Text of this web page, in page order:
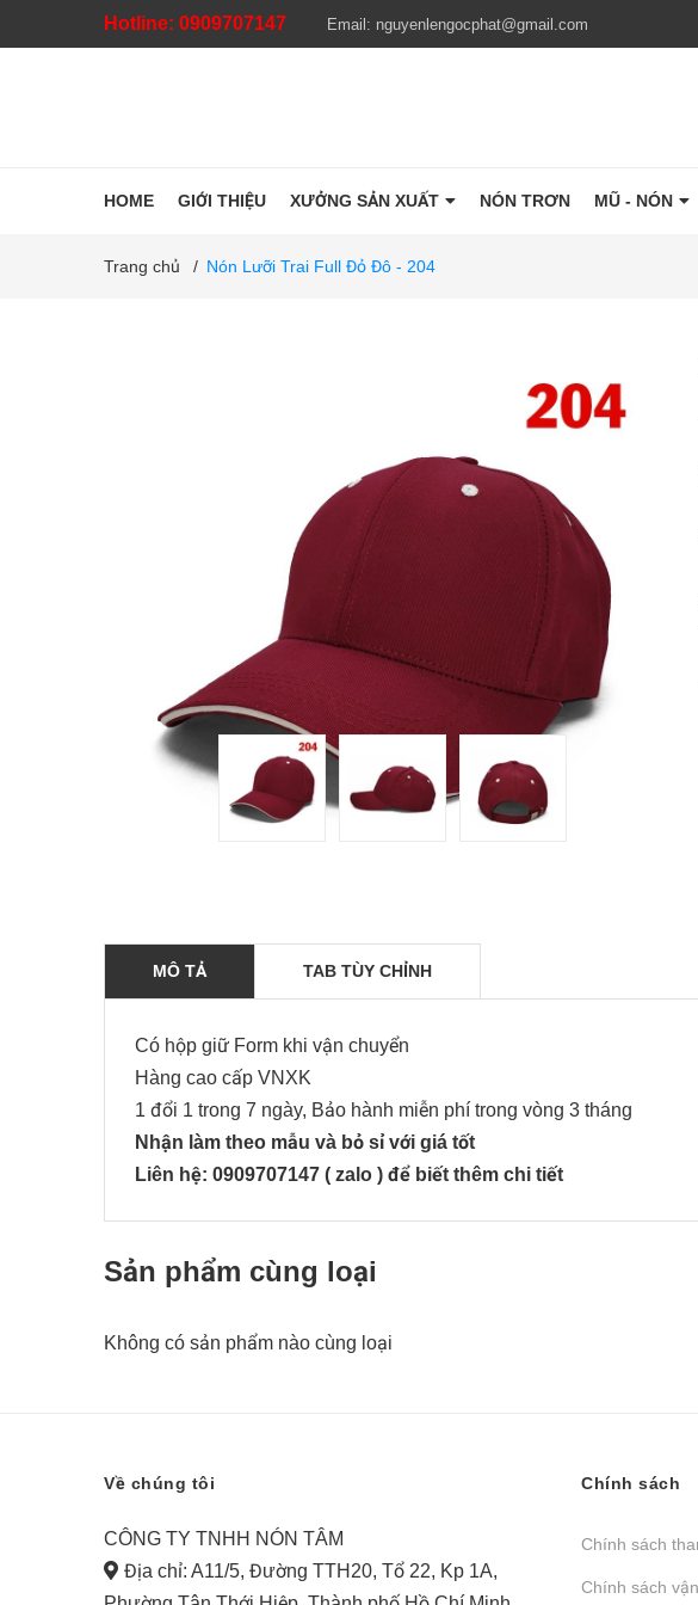
Hotline: 0909707147 Email: nguyenlengocphat@gmail.com
HOME GIỚI THIỆU XƯỞNG SẢN XUẤT NÓN TRƠN MŨ - NÓN
Trang chủ / Nón Lưỡi Trai Full Đỏ Đô - 204
MÔ TẢ TAB TÙY CHỈNH
Có hộp giữ Form khi vận chuyển
Hàng cao cấp VNXK
1 đổi 1 trong 7 ngày, Bảo hành miễn phí trong vòng 3 tháng
Nhận làm theo mẫu và bỏ sỉ với giá tốt
Liên hệ: 0909707147 ( zalo ) để biết thêm chi tiết
Sản phẩm cùng loại
Không có sản phẩm nào cùng loại
Về chúng tôi
CÔNG TY TNHH NÓN TÂM
Địa chỉ: A11/5, Đường TTH20, Tổ 22, Kp 1A,
Chính sách
Chính sách
Chính sách